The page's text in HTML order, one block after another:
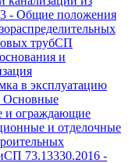
- Общие положения
трубСП
и
в эксплуатацию
Основные
и ограждающие
и отделочные
СП 73.13330.2016 -